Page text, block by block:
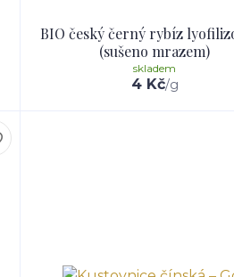
BIO český černý rybíz
(sušeno mrazem)
4 Kč/g
skladem